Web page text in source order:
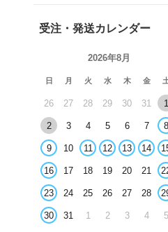
受注・発送カレンダー
2026年8月
日 月 火 水 木 金
26 27 28 29 30 31 1
2 3 4 5 6 7 8
9 10 11 12 13 14
16 17 18 19 20 21
23 24 25 26 27 28
30 31 1 2 3 4 5